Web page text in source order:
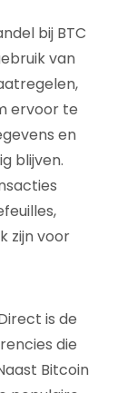
bij BTC
van
ervoor te
en
blijven.
zijn voor
is de
die
Bitcoin